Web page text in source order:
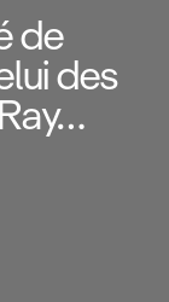
de
des